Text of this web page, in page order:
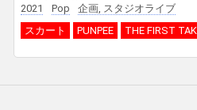
2021
Pop
企画, スタジオライブ
スカート
PUNPEE THE FIRST